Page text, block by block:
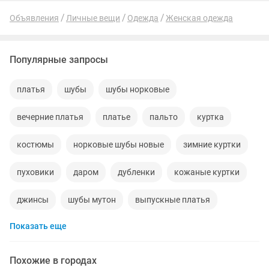
Объявления Личные вещи Одежда Женская одежда
Популярные запросы
платья шубы шубы норковые
вечерние платья платье пальто куртка
костюмы норковые шубы новые зимние куртки
пуховики даром дубленки кожаные куртки
джинсы шубы мутон выпускные платья
жилетки
Показать еще
Похожие в городах